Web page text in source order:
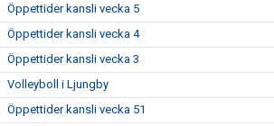
Öppettider kansli vecka 5
Öppettider kansli vecka 4
Öppettider kansli vecka 3
Volleyboll i Ljungby
Öppettider kansli vecka 51